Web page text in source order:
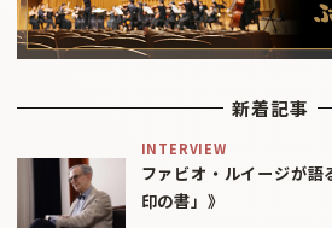
新着記事
INTERVIEW
ファビオ・ルイージが
印の書」》